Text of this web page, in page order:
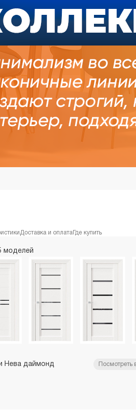
Доставка и оплата Где купить
моделей
Нева даймонд Посмотреть